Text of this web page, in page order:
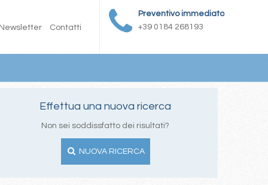
Preventivo immediato
+39 0184 268193
Contatti
Effettua una nuova ricerca
Non sei soddissfatto dei risultati?
NUOVA RICERCA